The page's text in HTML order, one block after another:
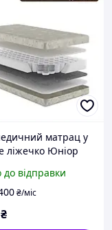
матрац у
ліжечко Юніор
жорсткий
до відправки
₴/міс
₴